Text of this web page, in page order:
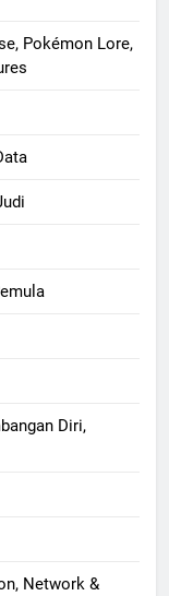
Pokémon Lore,
Diri,
Network &